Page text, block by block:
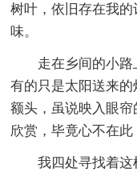
树叶，依旧存在我
味。
走在乡间的小路
有的只是太阳送来
额头，虽说映入眼
欣赏，毕竟心不在此
我四处寻找着